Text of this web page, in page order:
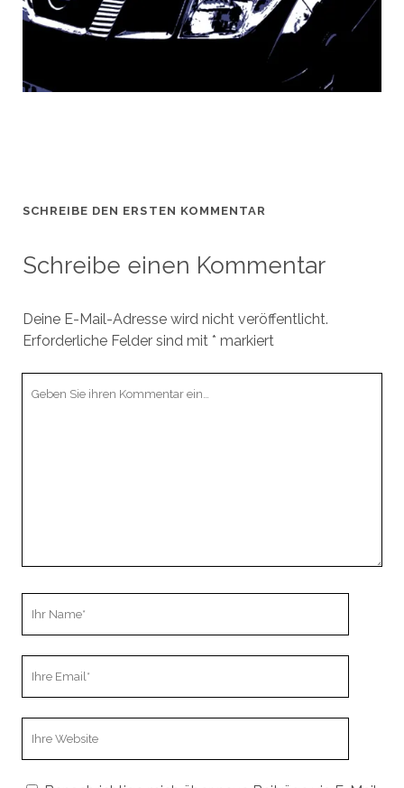
SCHREIBE DEN ERSTEN KOMMENTAR
Schreibe einen Kommentar
Deine E-Mail-Adresse wird nicht veröffentlicht.
Erforderliche Felder sind mit * markiert